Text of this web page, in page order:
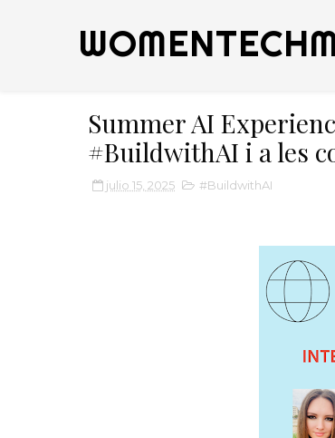
Summer AI
#BuildwithAI i a les
julio 15, 2025 #BuildwithAI